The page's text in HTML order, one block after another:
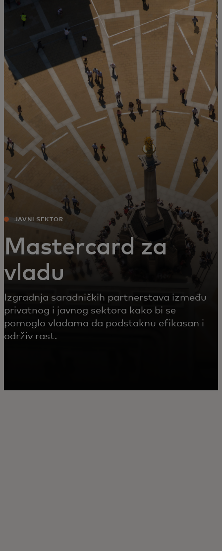
Za vas
Za biznis
Za svijet
Za inovatore
Novosti i trendovi
JAVNI SEKTOR
Mastercard za
vladu
Izgradnja saradničkih partnerstava između
privatnog i javnog sektora kako bi se
pomoglo vladama da podstaknu efikasan i
održiv rast.